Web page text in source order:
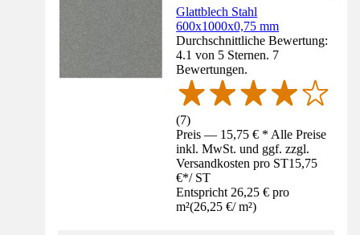
Glattblech Stahl
600x1000x0,75 mm
Durchschnittliche Bewertung:
4.1 von 5 Sternen. 7
Bewertungen.
(7)
Preis — 15,75 € * Alle Preise
inkl. MwSt. und ggf. zzgl.
Versandkosten pro ST15,75
€*/ ST
Entspricht 26,25 € pro
m²(26,25 €/ m²)